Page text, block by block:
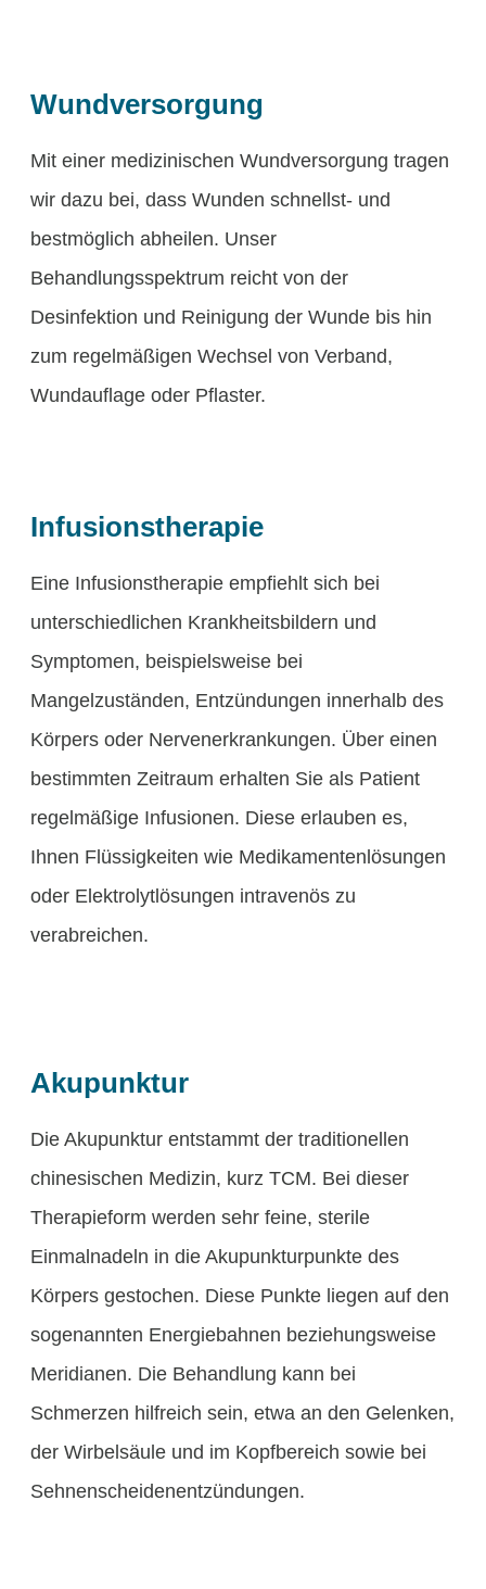
Wundversorgung
Mit einer medizinischen Wundversorgung tragen
wir dazu bei, dass Wunden schnellst- und
bestmöglich abheilen. Unser
Behandlungsspektrum reicht von der
Desinfektion und Reinigung der Wunde bis hin
zum regelmäßigen Wechsel von Verband,
Wundauflage oder Pflaster.
Infusionstherapie
Eine Infusionstherapie empfiehlt sich bei
unterschiedlichen Krankheitsbildern und
Symptomen, beispielsweise bei
Mangelzuständen, Entzündungen innerhalb des
Körpers oder Nervenerkrankungen. Über einen
bestimmten Zeitraum erhalten Sie als Patient
regelmäßige Infusionen. Diese erlauben es,
Ihnen Flüssigkeiten wie Medikamentenlösungen
oder Elektrolytlösungen intravenös zu
verabreichen.
Akupunktur
Die Akupunktur entstammt der traditionellen
chinesischen Medizin, kurz TCM. Bei dieser
Therapieform werden sehr feine, sterile
Einmalnadeln in die Akupunkturpunkte des
Körpers gestochen. Diese Punkte liegen auf den
sogenannten Energiebahnen beziehungsweise
Meridianen. Die Behandlung kann bei
Schmerzen hilfreich sein, etwa an den Gelenken,
der Wirbelsäule und im Kopfbereich sowie bei
Sehnenscheidenentzündungen.